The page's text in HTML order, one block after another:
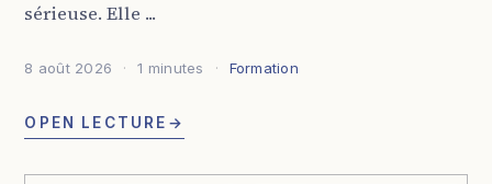
sérieuse. Elle ...
8 août 2026 1 minutes Formation
OPEN LECTURE →